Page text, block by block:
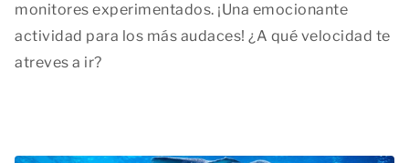
monitores experimentados. ¡Una emocionante
actividad para los más audaces! ¿A qué velocidad te
atreves a ir?